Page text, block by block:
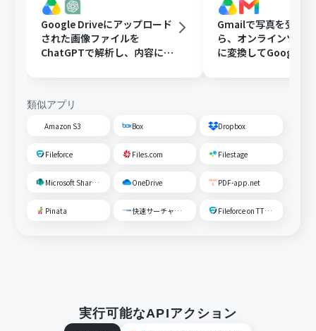
Google Driveにアップロード
された画像ファイルを
ChatGPTで解析し、内容に応
Gmailで写真を受け
ら、オンラインツー
に変換してGoogle
類似アプリ
Amazon S3 Box Dropbox
Fileforce Files.com Filestage
Microsoft SharePoint OneDrive PDF-app.net
Pinata 快速サーチャーGX Fileforce on TTS Cloud
実行可能なAPIアクション